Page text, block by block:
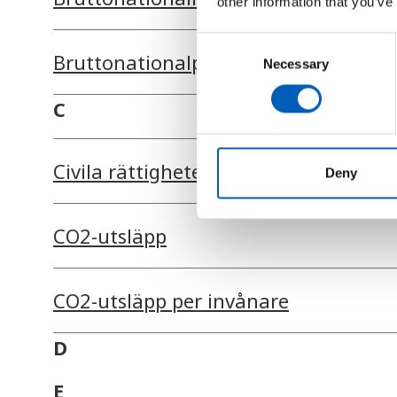
o
t
e
t
Necessary
Deny
Bruttonationalprodukt
C
Civila rättigheter
CO2-utsläpp
CO2-utsläpp per invånare
D
E